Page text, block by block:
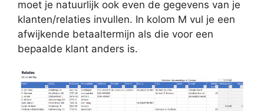
moet je natuurlijk ook even de gegevens van je
klanten/relaties invullen. In kolom M vul je een
afwijkende betaaltermijn als die voor een
bepaalde klant anders is.